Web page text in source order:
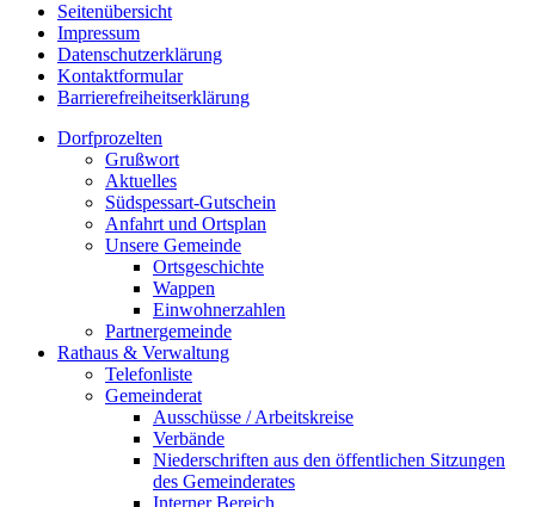
Seitenübersicht
Impressum
Datenschutzerklärung
Kontaktformular
Barrierefreiheitserklärung
Dorfprozelten
Grußwort
Aktuelles
Südspessart-Gutschein
Anfahrt und Ortsplan
Unsere Gemeinde
Ortsgeschichte
Wappen
Einwohnerzahlen
Partnergemeinde
Rathaus & Verwaltung
Telefonliste
Gemeinderat
Ausschüsse / Arbeitskreise
Verbände
Niederschriften aus den öffentlichen Sitzungen
des Gemeinderates
Interner Bereich